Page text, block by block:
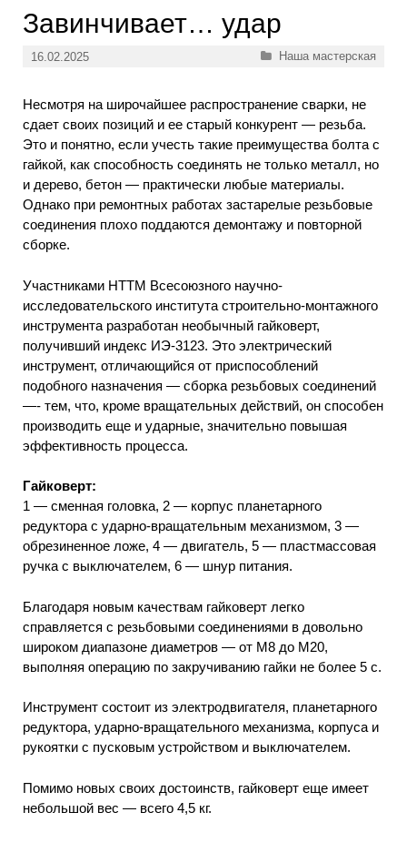
Завинчивает… удар
16.02.2025 Рубрики
Наша мастерская
Несмотря на широчайшее распространение сварки, не
сдает своих позиций и ее старый конкурент — резьба.
Это и понятно, если учесть такие преимущества болта с
гайкой, как способность соединять не только металл, но
и дерево, бетон — практически любые материалы.
Однако при ремонтных работах застарелые резьбовые
соединения плохо поддаются демонтажу и повторной
сборке.
Участниками НТТМ Всесоюзного научно-
исследовательского института строительно-монтажного
инструмента разработан необычный гайковерт,
получивший индекс ИЭ-3123. Это электрический
инструмент, отличающийся от приспособлений
подобного назначения — сборка резьбовых соединений
—- тем, что, кроме вращательных действий, он способен
производить еще и ударные, значительно повышая
эффективность процесса.
Гайковерт:
1 — сменная головка, 2 — корпус планетарного
редуктора с ударно-вращательным механизмом, 3 —
обрезиненное ложе, 4 — двигатель, 5 — пластмассовая
ручка с выключателем, 6 — шнур питания.
Благодаря новым качествам гайковерт легко
справляется с резьбовыми соединениями в довольно
широком диапазоне диаметров — от М8 до М20,
выполняя операцию по закручиванию гайки не более 5 с.
Инструмент состоит из электродвигателя, планетарного
редуктора, ударно-вращательного механизма, корпуса и
рукоятки с пусковым устройством и выключателем.
Помимо новых своих достоинств, гайковерт еще имеет
небольшой вес — всего 4,5 кг.